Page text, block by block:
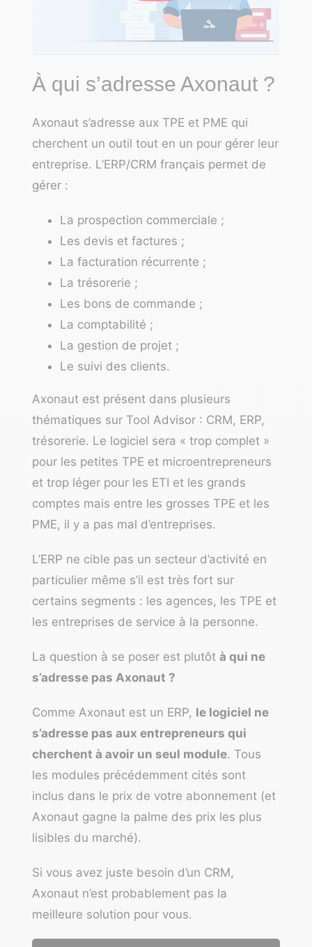
À qui s’adresse Axonaut ?
Axonaut s’adresse aux TPE et PME qui
cherchent un outil tout en un pour gérer leur
entreprise. L’ERP/CRM français permet de
gérer :
La prospection commerciale ;
Les devis et factures ;
La facturation récurrente ;
La trésorerie ;
Les bons de commande ;
La comptabilité ;
La gestion de projet ;
Le suivi des clients.
Axonaut est présent dans plusieurs
thématiques sur Tool Advisor : CRM, ERP,
trésorerie. Le logiciel sera « trop complet »
pour les petites TPE et microentrepreneurs
et trop léger pour les ETI et les grands
comptes mais entre les grosses TPE et les
PME, il y a pas mal d’entreprises.
L’ERP ne cible pas un secteur d’activité en
particulier même s’il est très fort sur
certains segments : les agences, les TPE et
les entreprises de service à la personne.
La question à se poser est plutôt à qui ne
s’adresse pas Axonaut ?
Comme Axonaut est un ERP, le logiciel ne
s’adresse pas aux entrepreneurs qui
cherchent à avoir un seul module. Tous
les modules précédemment cités sont
inclus dans le prix de votre abonnement (et
Axonaut gagne la palme des prix les plus
lisibles du marché).
Si vous avez juste besoin d’un CRM,
Axonaut n’est probablement pas la
meilleure solution pour vous.